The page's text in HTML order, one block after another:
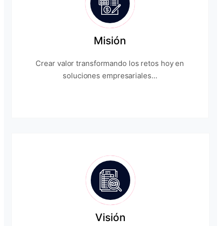
Misión
Crear valor transformando los retos hoy en
soluciones empresariales...
Visión